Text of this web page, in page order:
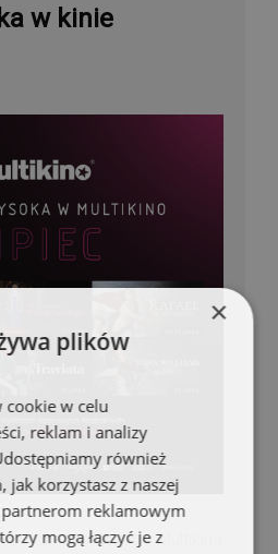
w kinie
naszego Multikina
×
plików
w celu
reklam i analizy
również
jak korzystasz z naszej
reklamowym
mogą łączyć je z